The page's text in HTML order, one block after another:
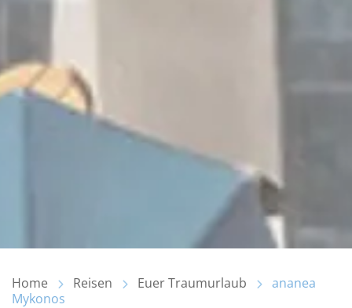
Home Reisen Euer Traumurlaub
ananea
Mykonos